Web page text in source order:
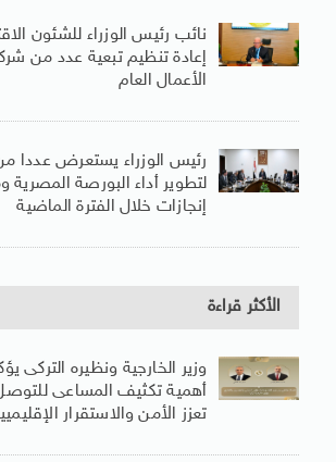
نائب رئيس الوزراء للشئون
إعادة تنظيم تبعية عدد من
الأعمال العام
رئيس الوزراء يستعرض عددا
لتطوير أداء البورصة
إنجازات خلال الفترة الماضية
الأكثر قراءة
وزير الخارجية ونظيره التركى
أهمية تكثيف المساعى
تعزز الأمن والاستقرار